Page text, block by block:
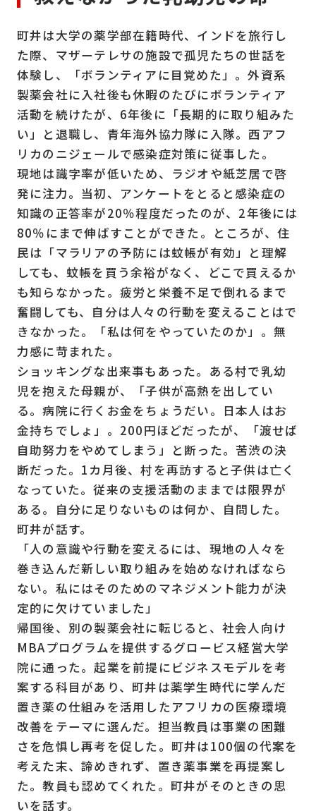
町井は大学の薬学部在籍時代、インドを旅行し
た際、マザーテレサの施設で孤児たちの世話を
体験し、「ボランティアに目覚めた」。外資系
製薬会社に入社後も休暇のたびにボランティア
活動を続けたが、6年後に「長期的に取り組みた
い」と退職し、青年海外協力隊に入隊。西アフ
リカのニジェールで感染症対策に従事した。
現地は識字率が低いため、ラジオや紙芝居で啓
発に注力。当初、アンケートをとると感染症の
知識の正答率が20％程度だったのが、2年後には
80％にまで伸ばすことができた。ところが、住
民は「マラリアの予防には蚊帳が有効」と理解
しても、蚊帳を買う余裕がなく、どこで買えるか
も知らなかった。疲労と栄養不足で倒れるまで
奮闘しても、自分は人々の行動を変えることはで
きなかった。「私は何をやっていたのか」。無
力感に苛まれた。
ショッキングな出来事もあった。ある村で乳幼
児を抱えた母親が、「子供が高熱を出してい
る。病院に行くお金をちょうだい。日本人はお
金持ちでしょ」。200円ほどだったが、「渡せば
自助努力をやめてしまう」と断った。苦渋の決
断だった。1カ月後、村を再訪すると子供は亡く
なっていた。従来の支援活動のままでは限界が
ある。自分に足りないものは何か、自問した。
町井が話す。
「人の意識や行動を変えるには、現地の人々を
巻き込んだ新しい取り組みを始めなければなら
ない。私にはそのためのマネジメント能力が決
定的に欠けていました」
帰国後、別の製薬会社に転じると、社会人向け
MBAプログラムを提供するグロービス経営大学
院に通った。起業を前提にビジネスモデルを考
案する科目があり、町井は薬学生時代に学んだ
置き薬の仕組みを活用したアフリカの医療環境
改善をテーマに選んだ。担当教員は事業の困難
さを危惧し再考を促した。町井は100個の代案を
考えた末、諦めきれず、置き薬事業を再提案し
た。教員も認めてくれた。町井がそのときの思
いを話す。